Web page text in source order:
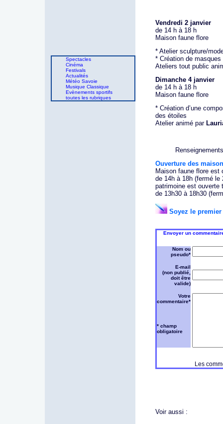
Spectacles
Cinéma
Festivals
Actualités
Météo Savoie
Musique Classique
Evènements sportifs
toutes les rubriques
Vendredi 2 janvier
de 14 h à 18 h
Maison faune flore
* Atelier sculpture/
* Création de
Ateliers tout public
Dimanche 4 janvier
de 14 h à 18 h
Maison faune flore
* Création d’une
des étoiles
Atelier animé par
Ouverture des
Maison faune flore est
de 14h à 18h (fermé le
patrimoine est ouverte
de 13h30 à 18h30
Soyez le
Envoyer un
Nom ou
pseudo*
E-mail
(non publié,
doit être
valide)
Votre
commentaire*
* champ
obligatoire
Les
Voir aussi :